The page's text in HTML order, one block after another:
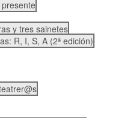
y tres sainetes
R, I, S, A (2ª edición)